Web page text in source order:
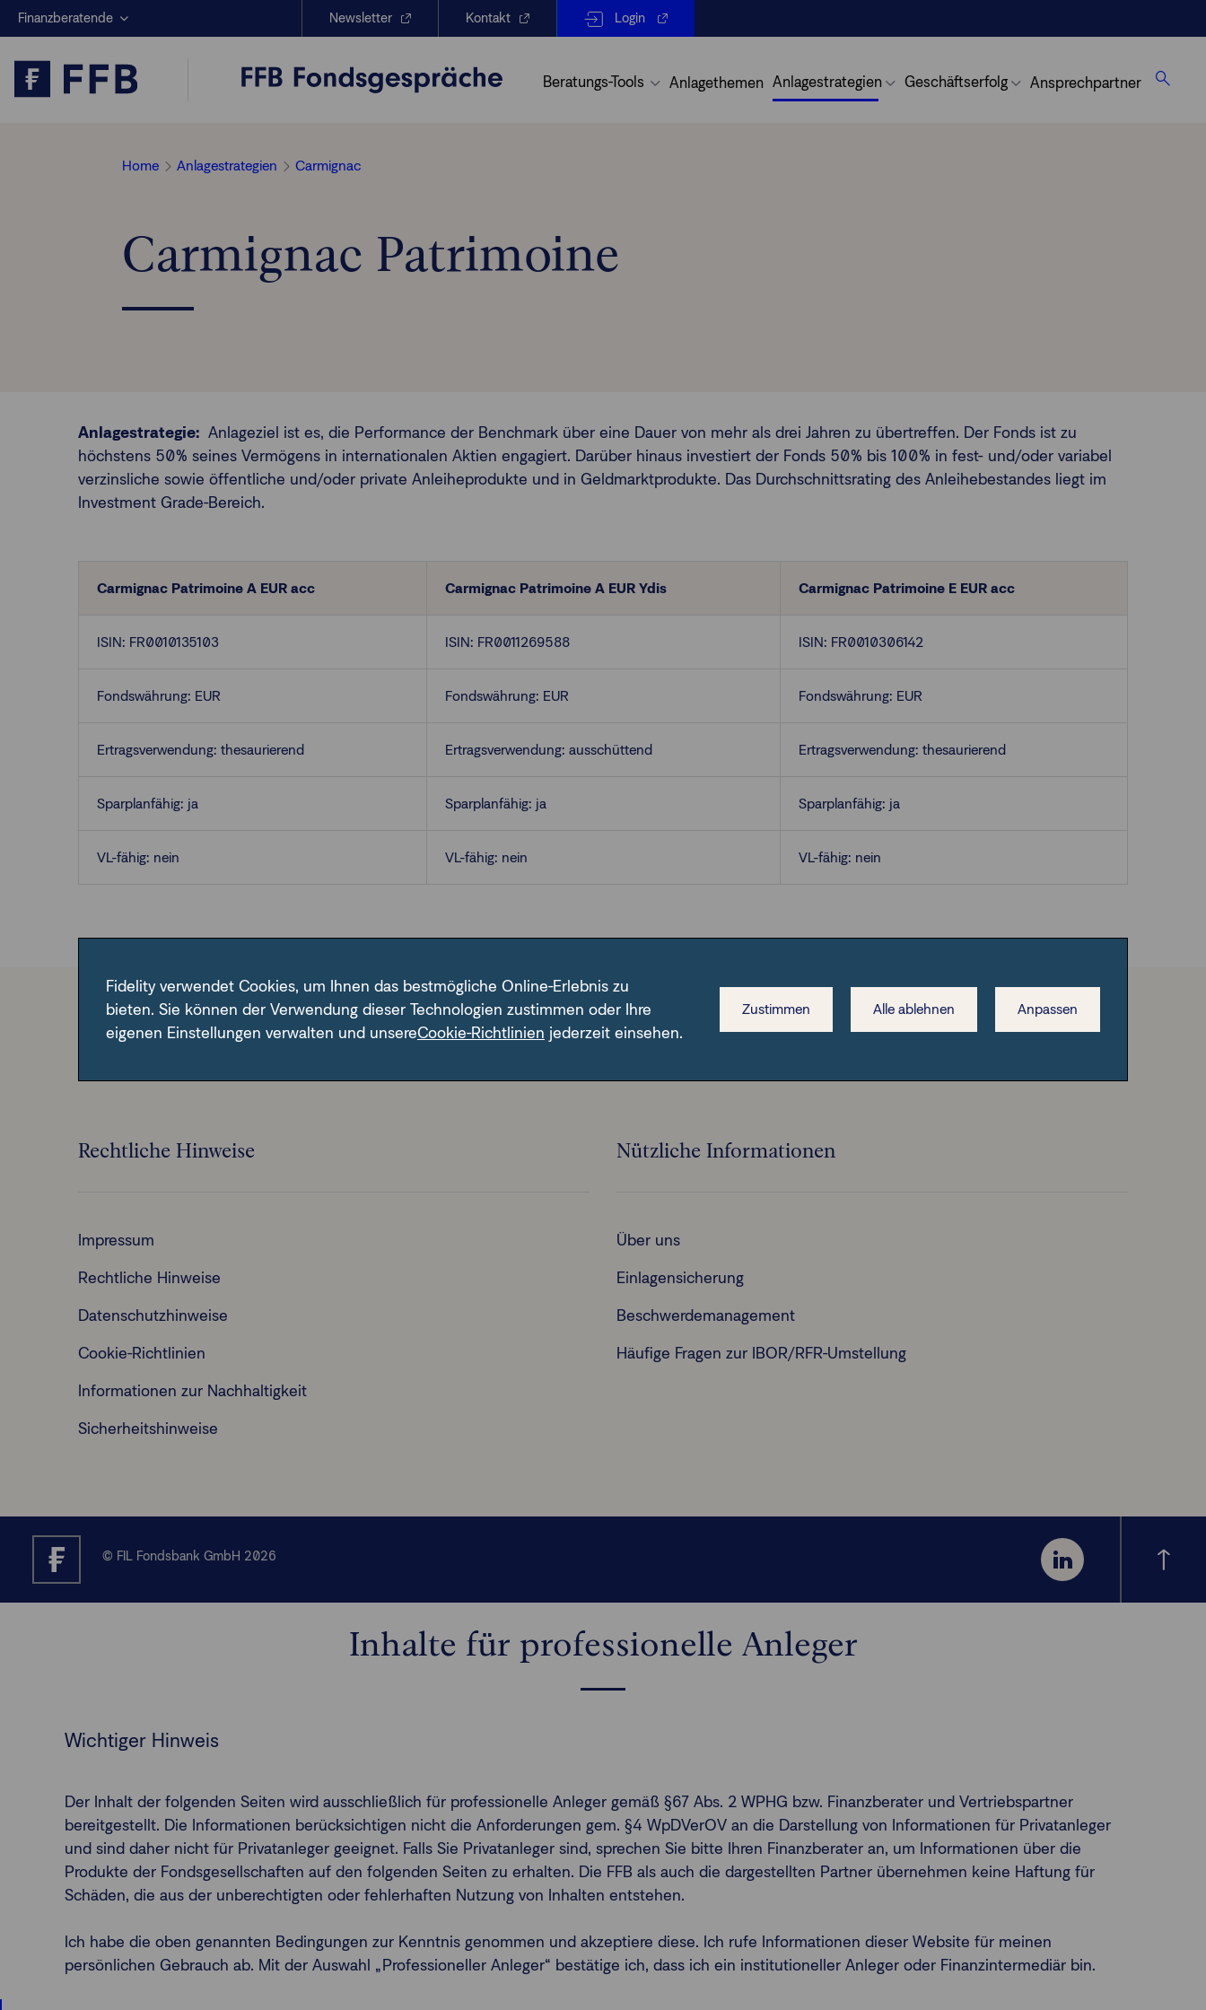
Finanzberatende
Anlegende
Newsletter Kontakt Login
Beratungs-Tools
Beratungs-Tools
Anlagethemen Anlagestrategien
Anlagestrategien
Geschäftserfolg
Geschäftserfolg
Ansprechpartner
Home Anlagestrategien Carmignac
Carmignac Patrimoine
Anlagestrategie: Anlageziel ist es, die Performance der Benchmark über eine Dauer von mehr als drei Jahren zu übertreffen. Der Fonds ist zu
höchstens 50% seines Vermögens in internationalen Aktien engagiert. Darüber hinaus investiert der Fonds 50% bis 100% in fest- und/oder variabel
verzinsliche sowie öffentliche und/oder private Anleiheprodukte und in Geldmarktprodukte. Das Durchschnittsrating des Anleihebestandes liegt im
Investment Grade-Bereich.
Carmignac Patrimoine A EUR acc Carmignac Patrimoine A EUR Ydis Carmignac Patrimoine E EUR acc
ISIN: FR0010135103 ISIN: FR0011269588 ISIN: FR0010306142
Fondswährung: EUR Fondswährung: EUR Fondswährung: EUR
Ertragsverwendung: thesaurierend Ertragsverwendung: ausschüttend Ertragsverwendung: thesaurierend
Sparplanfähig: ja Sparplanfähig: ja Sparplanfähig: ja
VL-fähig: nein VL-fähig: nein VL-fähig: nein
Im Fondsfinder der FFB unter der angegebenen ISIN.
Rechtliche Hinweise
Impressum
Rechtliche Hinweise
Datenschutzhinweise
Cookie-Richtlinien
Informationen zur Nachhaltigkeit
Sicherheitshinweise
Nützliche Informationen
Über uns
Einlagensicherung
Beschwerdemanagement
Häufige Fragen zur IBOR/RFR-Umstellung
© FIL Fondsbank GmbH 2026
Inhalte für professionelle Anleger
Wichtiger Hinweis
Der Inhalt der folgenden Seiten wird ausschließlich für professionelle Anleger gemäß §67 Abs. 2 WPHG bzw. Finanzberater und Vertriebspartner
bereitgestellt. Die Informationen berücksichtigen nicht die Anforderungen gem. §4 WpDVerOV an die Darstellung von Informationen für Privatanleger
und sind daher nicht für Privatanleger geeignet. Falls Sie Privatanleger sind, sprechen Sie bitte Ihren Finanzberater an, um Informationen über die
Produkte der Fondsgesellschaften auf den folgenden Seiten zu erhalten. Die FFB als auch die dargestellten Partner übernehmen keine Haftung für
Schäden, die aus der unberechtigten oder fehlerhaften Nutzung von Inhalten entstehen.
Ich habe die oben genannten Bedingungen zur Kenntnis genommen und akzeptiere diese. Ich rufe Informationen dieser Website für meinen
persönlichen Gebrauch ab. Mit der Auswahl „Professioneller Anleger“ bestätige ich, dass ich ein institutioneller Anleger oder Finanzintermediär bin.
Fidelity verwendet Cookies, um Ihnen das bestmögliche Online-Erlebnis zu
bieten. Sie können der Verwendung dieser Technologien zustimmen oder Ihre
eigenen Einstellungen verwalten und unsereCookie-Richtlinien jederzeit einsehen.
Zustimmen Alle ablehnen Anpassen